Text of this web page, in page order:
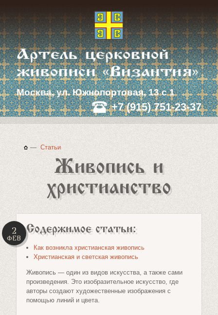
+7 (915) 751-23-37
Москва, ул. Южнопортовая, 13 с 1
— Статьи
Живопись и
христианство
2
ФЕВ
Содержимое статьи:
Как возникла христианская живопись
Христианская и светская живопись
Живопись — один из видов искусства, а также сами
произведения. Это изобразительное искусство, где
авторы создают художественные изображения с
помощью линий и цвета.